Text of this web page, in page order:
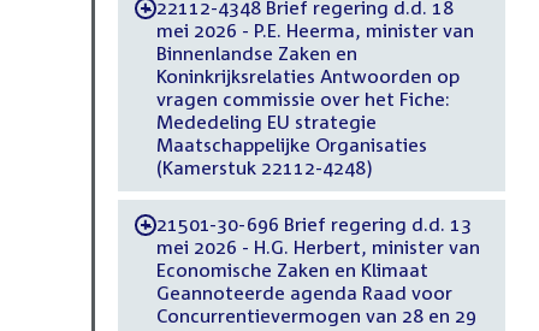
-22112-4348 Brief regering d.d. 18
mei 2026 - P.E. Heerma, minister van
Binnenlandse Zaken en
Koninkrijksrelaties Antwoorden op
vragen commissie over het Fiche:
Mededeling EU strategie
Maatschappelijke Organisaties
(Kamerstuk 22112-4248)
-21501-30-696 Brief regering d.d. 13
mei 2026 - H.G. Herbert, minister van
Economische Zaken en Klimaat
Geannoteerde agenda Raad voor
Concurrentievermogen van 28 en 29